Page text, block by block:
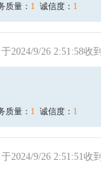
质量： 1 诚信度： 1
于2024/9/26 2:51:58收到
质量： 1 诚信度： 1
于2024/9/26 2:51:51收到